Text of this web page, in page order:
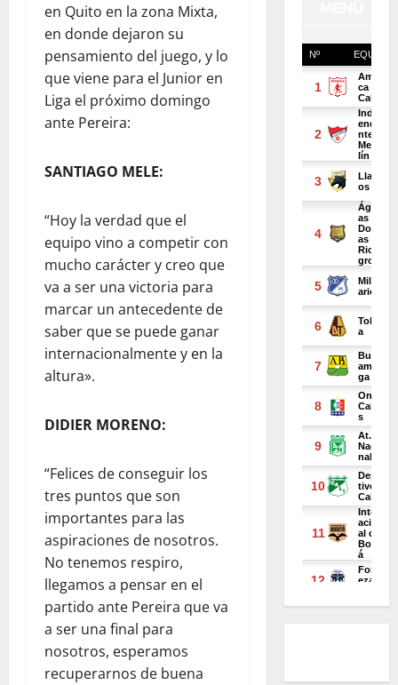
en Quito en la zona Mixta,
en donde dejaron su
pensamiento del juego, y lo
que viene para el Junior en
Liga el próximo domingo
ante Pereira:
SANTIAGO MELE:
“Hoy la verdad que el
equipo vino a competir con
mucho carácter y creo que
va a ser una victoria para
marcar un antecedente de
saber que se puede ganar
internacionalmente y en la
altura».
DIDIER MORENO:
“Felices de conseguir los
tres puntos que son
importantes para las
aspiraciones de nosotros.
No tenemos respiro,
llegamos a pensar en el
partido ante Pereira que va
a ser una final para
nosotros, esperamos
recuperarnos de buena